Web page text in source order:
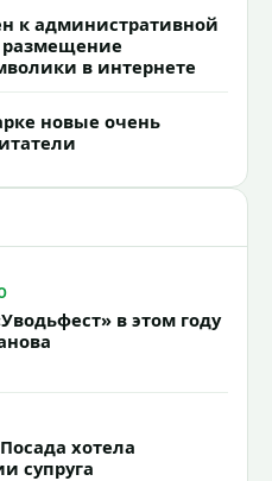
к административной
размещение
в интернете
новые очень
в этом году
хотела
супруга